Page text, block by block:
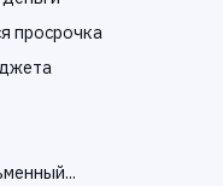
просрочка